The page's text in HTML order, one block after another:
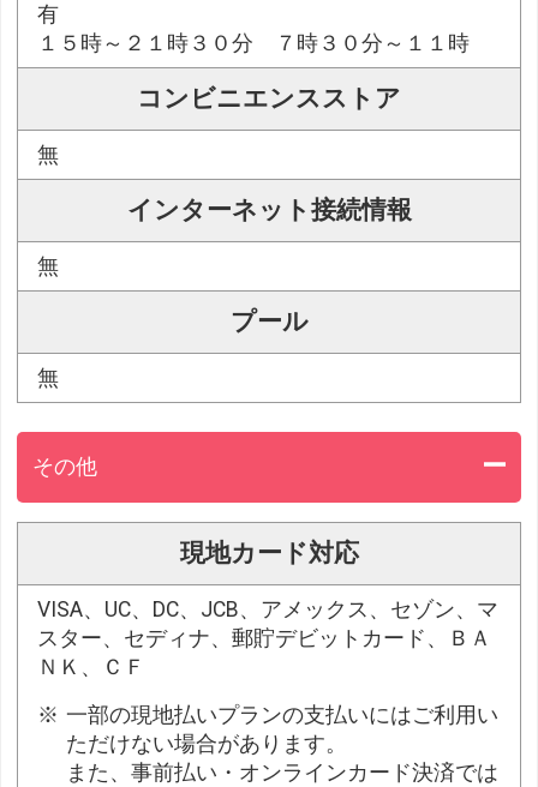
有
１５時～２１時３０分 ７時３０分～１１時
コンビニエンスストア
無
インターネット接続情報
無
プール
無
その他
現地カード対応
VISA、UC、DC、JCB、アメックス、セゾン、マ
スター、セディナ、郵貯デビットカード、ＢＡ
ＮＫ、ＣＦ
一部の現地払いプランの支払いにはご利用い
ただけない場合があります。
また、事前払い・オンラインカード決済では